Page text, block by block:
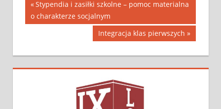
Stypendia i zasiłki szkolne – pomoc materialna
o charakterze socjalnym
Integracja klas pierwszych